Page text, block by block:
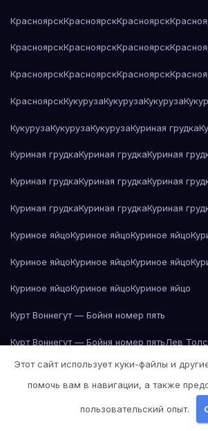
КрасноярскКрасноярскКрасноярск
КрасноярскКрасноярскКрасноярск
КрасноярскКрасноярскКрасноярск
КрасноярскКукурузаКукурузаКукуруза
КукурузаКукурузаКукурузаКуриная грудка
Куриная грудкаКуриная грудкаКуриная
Куриная грудкаКуриная грудкаКуриная
Куриная грудкаКуриная грудкаКуриная
Куриное яйцоКуриное яйцоКуриное яйцо
Куриное яйцоКуриное яйцоКуриное яйцо
Куриное яйцоКуриное яйцоКуриное яйцо
Курт Воннегут — Бойня номер пять
Курт Воннегут — Бойня номер пятьЛев
Лев Толстой — Война и мирЛев Толстой
Лев Толстой
Лев Толстой
Этот сайт использует куки-файлы и
помочь вам в навигации, а также
пользовательский опыт.